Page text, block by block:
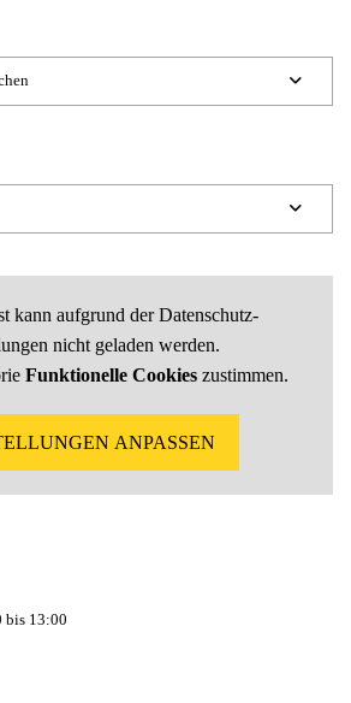


kann aufgrund der Datenschutz-
nicht geladen werden.
Funktionelle Cookieszustimmen.
ANPASSEN
bis 13:00